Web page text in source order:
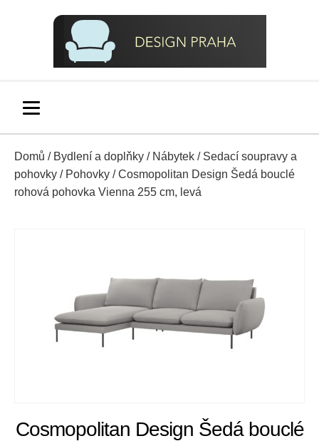
Domů / Bydlení a doplňky / Nábytek / Sedací soupravy a
pohovky / Pohovky / Cosmopolitan Design Šedá bouclé
rohová pohovka Vienna 255 cm, levá
Cosmopolitan Design Šedá bouclé